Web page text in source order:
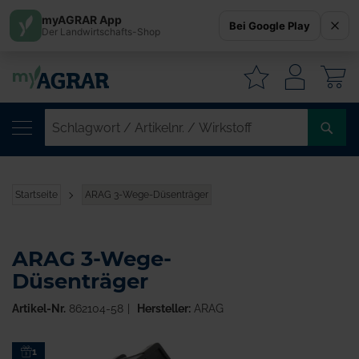
Startseite ARAG 3-Wege-Düsenträger
Zum1
ARAG 3-Wege-
Düsenträger
Artikel-Nr. 862104-58 Hersteller:ARAG
myAGRAR App
Der Landwirtschafts-Shop Bei Google Play